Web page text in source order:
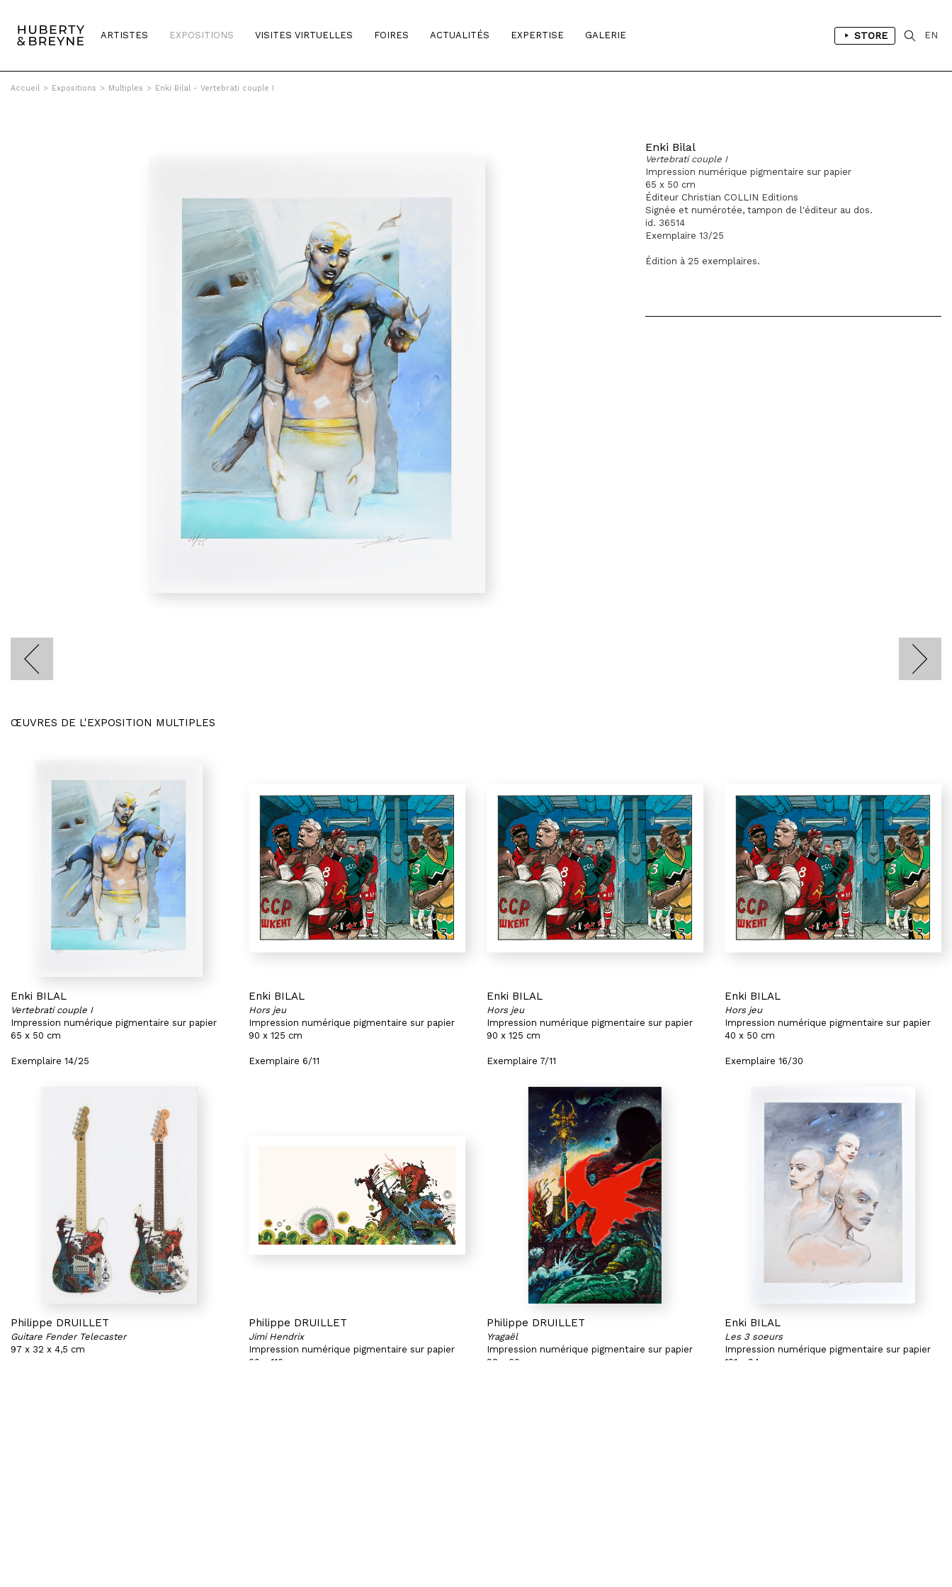
ARTISTES EXPOSITIONS VISITES VIRTUELLES FOIRES ACTUALITÉS EXPERTISE GALERIE STORE EN
Accueil > Expositions > Multiples > Enki Bilal - Vertebrati couple I
Enki Bilal
Vertebrati couple I
Impression numérique pigmentaire sur papier
65 x 50 cm
Éditeur Christian COLLIN Editions
Signée et numérotée, tampon de l'éditeur au dos.
id. 36514
Exemplaire 13/25
Édition à 25 exemplaires.
ŒUVRES DE L'EXPOSITION MULTIPLES
Enki BILAL
Vertebrati couple I
Impression numérique pigmentaire sur papier
65 x 50 cm
Exemplaire 14/25
Enki BILAL
Hors jeu
Impression numérique pigmentaire sur papier
90 x 125 cm
Exemplaire 6/11
Enki BILAL
Hors jeu
Impression numérique pigmentaire sur papier
90 x 125 cm
Exemplaire 7/11
Enki BILAL
Hors jeu
Impression numérique pigmentaire sur papier
40 x 50 cm
Exemplaire 16/30
Philippe DRUILLET
Guitare Fender Telecaster
97 x 32 x 4,5 cm
Philippe DRUILLET
Jimi Hendrix
Impression numérique pigmentaire sur papier
60 x 110 cm
Philippe DRUILLET
Yragaël
Impression numérique pigmentaire sur papier
93 x 60 cm
Enki BILAL
Les 3 soeurs
Impression numérique pigmentaire sur papier
121 x 94 cm